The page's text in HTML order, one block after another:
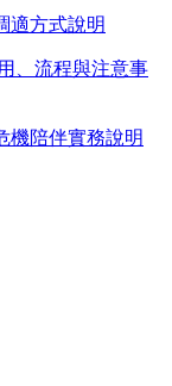
適方式說明
、流程與注意事
機陪伴實務說明